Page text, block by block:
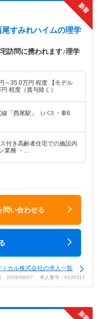
すみれハイムの理学
訪問に携われます♪理学
～35.0万円 程度 【モデル
程度（賞与除く）
「西尾駅」（バス・車6
付き高齢者住宅での施設内
業務 ・…
問い合わせる
ィカル株式会社の求人一覧
：2026/08/07 求人番号：9105317